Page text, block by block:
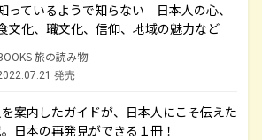
っているようで知らない 日本人の心、
文化、職文化、信仰、地域の魅力など
旅の読み物
発売
案内したガイドが、日本人にこそ伝えた
日本の再発見ができる１冊！